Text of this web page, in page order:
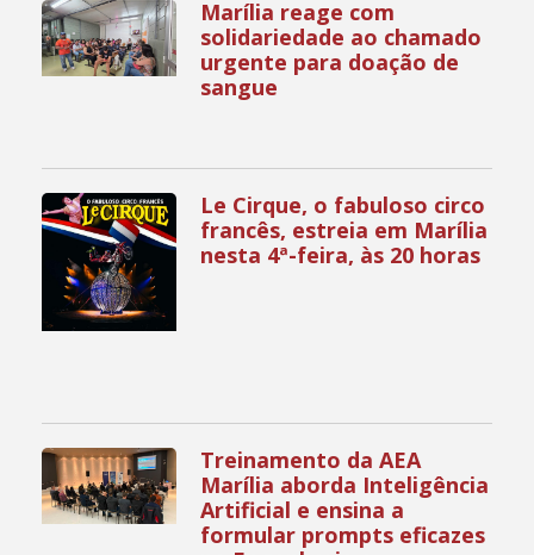
Marília reage com
solidariedade ao chamado
urgente para doação de
sangue
Le Cirque, o fabuloso circo
francês, estreia em Marília
nesta 4ª-feira, às 20 horas
Treinamento da AEA
Marília aborda Inteligência
Artificial e ensina a
formular prompts eficazes